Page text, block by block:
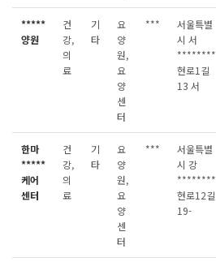
*****
양원
건
강,
의
료
기
타
요
양
원,
요
양
센
터
***
서울특별
시 서
********
현로1길
13 서
한마
*****
케어
센터
건
강,
의
료
기
타
요
양
원,
요
양
센
터
***
서울특별
시 강
********
현로12길
19-